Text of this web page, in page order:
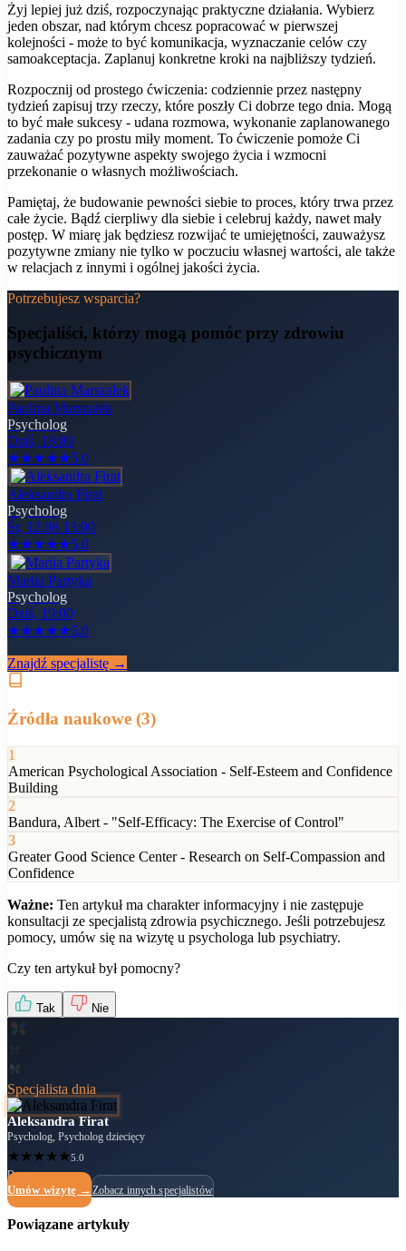
Żyj lepiej już dziś, rozpoczynając praktyczne działania. Wybierz
jeden obszar, nad którym chcesz popracować w pierwszej
kolejności - może to być komunikacja, wyznaczanie celów czy
samoakceptacja. Zaplanuj konkretne kroki na najbliższy tydzień.
Rozpocznij od prostego ćwiczenia: codziennie przez następny
tydzień zapisuj trzy rzeczy, które poszły Ci dobrze tego dnia. Mogą
to być małe sukcesy - udana rozmowa, wykonanie zaplanowanego
zadania czy po prostu miły moment. To ćwiczenie pomoże Ci
zauważać pozytywne aspekty swojego życia i wzmocni
przekonanie o własnych możliwościach.
Pamiętaj, że budowanie pewności siebie to proces, który trwa przez
całe życie. Bądź cierpliwy dla siebie i celebruj każdy, nawet mały
postęp. W miarę jak będziesz rozwijać te umiejętności, zauważysz
pozytywne zmiany nie tylko w poczuciu własnej wartości, ale także
w relacjach z innymi i ogólnej jakości życia.
Potrzebujesz wsparcia?
Specjaliści, którzy mogą pomóc przy zdrowiu
psychicznym
Paulina Marszałek
Psycholog
Dziś, 18:00
★★★★★5.0
Aleksandra Firat
Psycholog
Śr, 12.08 13:00
★★★★★5.0
Mariia Partyka
Psycholog
Dziś, 19:00
★★★★★5.0
Znajdź specjalistę →
Źródła naukowe (3)
1
American Psychological Association - Self-Esteem and Confidence
Building
2
Bandura, Albert - "Self-Efficacy: The Exercise of Control"
3
Greater Good Science Center - Research on Self-Compassion and
Confidence
Ważne: Ten artykuł ma charakter informacyjny i nie zastępuje
konsultacji ze specjalistą zdrowia psychicznego. Jeśli potrzebujesz
pomocy, umów się na wizytę u psychologa lub psychiatry.
Czy ten artykuł był pomocny?
Tak Nie
Specjalista dnia
Aleksandra Firat
Psycholog, Psycholog dziecięcy
★★★★★5.0
Dostępny
Umów wizytę → Zobacz innych specjalistów
Powiązane artykuły